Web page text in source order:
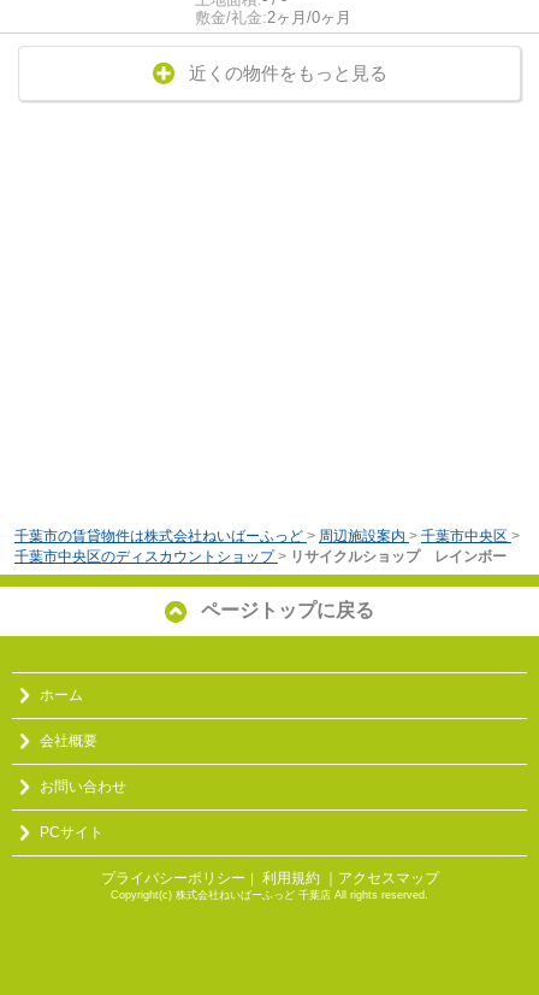
敷金/礼金:2ヶ月/0ヶ月
近くの物件をもっと見る
千葉市の賃貸物件は株式会社ねいばーふっど > 周辺施設案内 > 千葉市中央区 >
千葉市中央区のディスカウントショップ > リサイクルショップ レインボー
ページトップに戻る
ホーム
会社概要
お問い合わせ
PCサイト
プライバシーポリシー ｜ 利用規約 ｜アクセスマップ
Copyright(c) 株式会社ねいばーふっど 千葉店 All rights reserved.